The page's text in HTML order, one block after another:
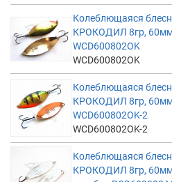
Колеблющаяся
КРОКОДИЛ 8гр,
WCD600802OK
WCD600802OK
Колеблющаяся
КРОКОДИЛ 8гр,
WCD600802OK-2
WCD600802OK-2
Колеблющаяся
КРОКОДИЛ 8гр,